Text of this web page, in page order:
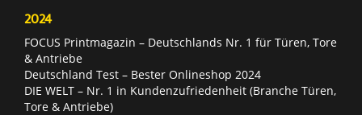
2024
FOCUS Printmagazin – Deutschlands Nr. 1 für Türen, Tore
& Antriebe
Deutschland Test – Bester Onlineshop 2024
DIE WELT – Nr. 1 in Kundenzufriedenheit (Branche Türen,
Tore & Antriebe)